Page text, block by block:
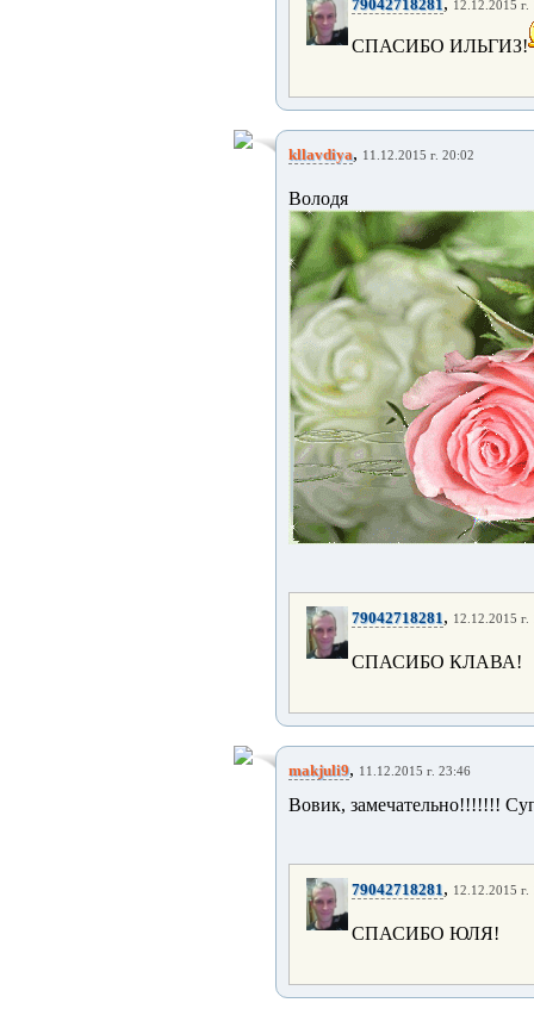
79042718281 12.12.2015 г.
СПАСИБО ИЛЬГИЗ!
kllavdiya, 11.12.2015 г. 20:02
79042718281, 12.12.2015 г.
СПАСИБО КЛАВА!
makjuli9, 11.12.2015 г. 23:46
Вовик, замечательно!!!!!!!
79042718281, 12.12.2015 г.
СПАСИБО ЮЛЯ!